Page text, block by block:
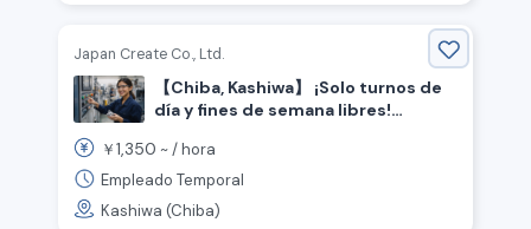
Japan Create Co., Ltd.
【Chiba, Kashiwa】 ¡Solo turnos de
día y fines de semana libres!
necesaria / ¡Con dormitorio
disponible!
￥1,350 ~ /hora
Empleado Temporal
Kashiwa (Chiba)